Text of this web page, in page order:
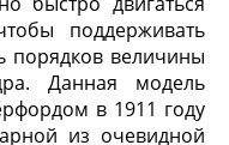
поддерживать
порядков величины
Данная модель
в 1911 году
из очевидной